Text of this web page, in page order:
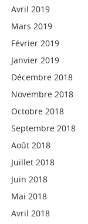
Avril 2019
Mars 2019
Février 2019
Janvier 2019
Décembre 2018
Novembre 2018
Octobre 2018
Septembre 2018
Août 2018
Juillet 2018
Juin 2018
Mai 2018
Avril 2018